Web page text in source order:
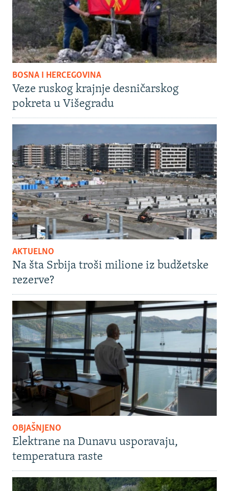
BOSNA I HERCEGOVINA
Veze ruskog krajnje desničarskog
pokreta u Višegradu
AKTUELNO
Na šta Srbija troši milione iz budžetske
rezerve?
OBJAŠNJENO
Elektrane na Dunavu usporavaju,
temperatura raste